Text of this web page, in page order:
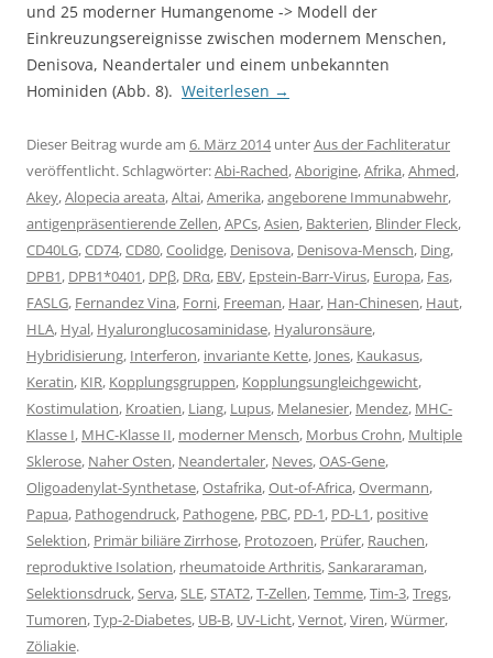
und 25 moderner Humangenome -> Modell der
Einkreuzungsereignisse zwischen modernem Menschen,
Denisova, Neandertaler und einem unbekannten
Hominiden (Abb. 8). Weiterlesen →
Dieser Beitrag wurde am 6. März 2014unterAus der Fachliteratur
veröffentlicht. Schlagwörter:Abi-Rached,Aborigine,Afrika,Ahmed,
Akey,Alopecia areata,Altai,Amerika,angeborene Immunabwehr,
antigenpräsentierende Zellen,APCs,Asien, Bakterien, Blinder Fleck,
CD40LG,CD74,CD80,Coolidge, Denisova, Denisova-Mensch, Ding,
DPB1, DPB1*0401, DPβ, DRα, EBV, Epstein-Barr-Virus, Europa, Fas,
FASLG, Fernandez Vina, Forni, Freeman, Haar, Han-Chinesen, Haut,
HLA, Hyal, Hyaluronglucosaminidase, Hyaluronsäure,
Hybridisierung, Interferon, invariante Kette, Jones, Kaukasus,
Keratin, KIR, Kopplungsgruppen, Kopplungsungleichgewicht,
Kostimulation, Kroatien, Liang, Lupus, Melanesier, Mendez, MHC-
Klasse I, MHC-Klasse II, moderner Mensch, Morbus Crohn, Multiple
Sklerose, Naher Osten, Neandertaler, Neves,OAS-Gene,
Oligoadenylat-Synthetase,Ostafrika,Out-of-Africa,Overmann,
Papua, Pathogendruck, Pathogene, PBC, PD-1, PD-L1, positive
Selektion, Primär biliäre Zirrhose, Protozoen, Prüfer, Rauchen,
reproduktive Isolation, rheumatoide Arthritis,Sankararaman,
Selektionsdruck,Serva,SLE,STAT2,T-Zellen,Temme,Tim-3,Tregs,
Tumoren,Typ-2-Diabetes, UB-B, UV-Licht,Vernot,Viren,Würmer,
Zöliakie.